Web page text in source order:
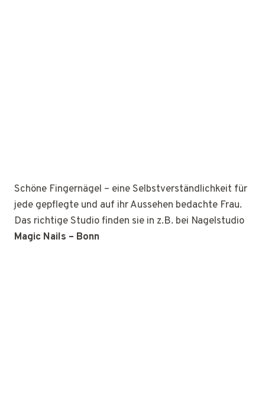
Schöne Fingernägel – eine Selbstverständlichkeit für
jede gepflegte und auf ihr Aussehen bedachte Frau.
Das richtige Studio finden sie in z.B. bei Nagelstudio
Magic Nails – Bonn